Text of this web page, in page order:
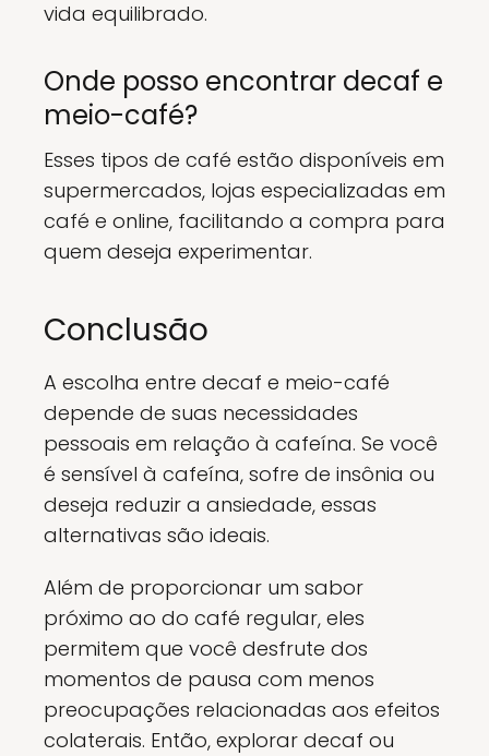
vida equilibrado.
Onde posso encontrar decaf e
meio-café?
Esses tipos de café estão disponíveis em
supermercados, lojas especializadas em
café e online, facilitando a compra para
quem deseja experimentar.
Conclusão
A escolha entre decaf e meio-café
depende de suas necessidades
pessoais em relação à cafeína. Se você
é sensível à cafeína, sofre de insônia ou
deseja reduzir a ansiedade, essas
alternativas são ideais.
Além de proporcionar um sabor
próximo ao do café regular, eles
permitem que você desfrute dos
momentos de pausa com menos
preocupações relacionadas aos efeitos
colaterais. Então, explorar decaf ou